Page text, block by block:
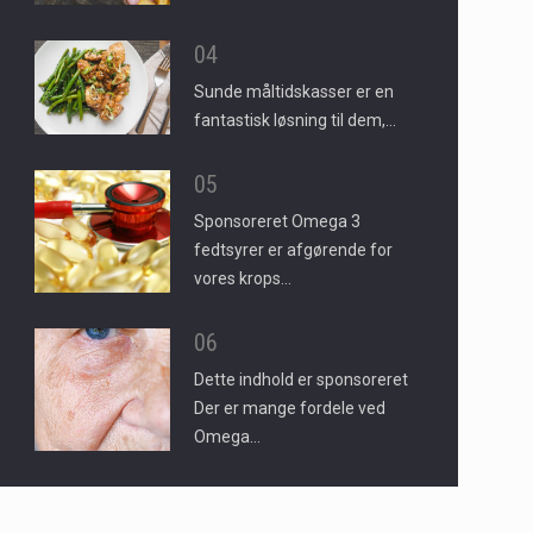
04
Sunde måltidskasser er en
fantastisk løsning til dem,…
05
Sponsoreret Omega 3
fedtsyrer er afgørende for
vores krops…
06
Dette indhold er sponsoreret
Der er mange fordele ved
Omega…